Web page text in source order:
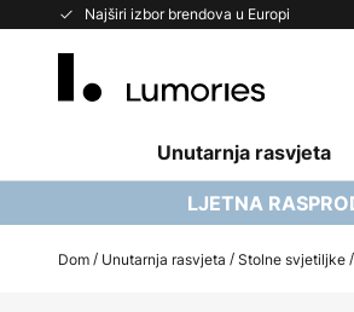
Najširi izbor brendova u Europi
Skip
Unutarnja rasvjeta
LJETNA
Dom Unutarnja rasvjeta Stolne svjetiljke